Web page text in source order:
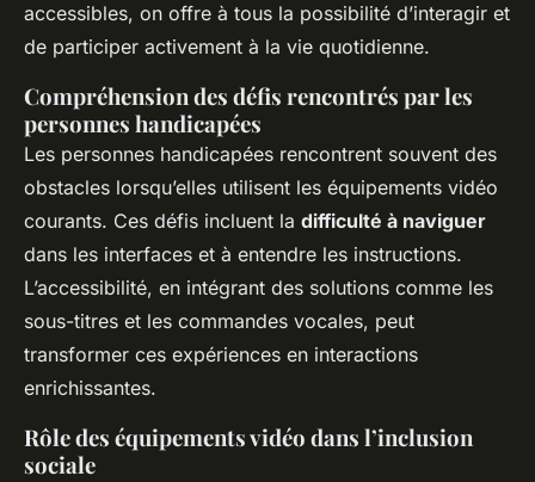
accessibles, on offre à tous la possibilité d’interagir et
de participer activement à la vie quotidienne.
Compréhension des défis rencontrés par les
personnes handicapées
Les personnes handicapées rencontrent souvent des
obstacles lorsqu’elles utilisent les équipements vidéo
courants. Ces défis incluent la difficulté à naviguer
dans les interfaces et à entendre les instructions.
L’accessibilité, en intégrant des solutions comme les
sous-titres et les commandes vocales, peut
transformer ces expériences en interactions
enrichissantes.
Rôle des équipements vidéo dans l’inclusion
sociale